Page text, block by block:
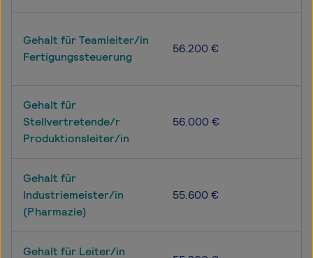
Gehalt für Teamleiter/in
Fertigungssteuerung
56.200 €
Gehalt für
Stellvertretende/r
Produktionsleiter/in
56.000 €
Gehalt für
Industriemeister/in
(Pharmazie)
55.600 €
Gehalt für Leiter/in